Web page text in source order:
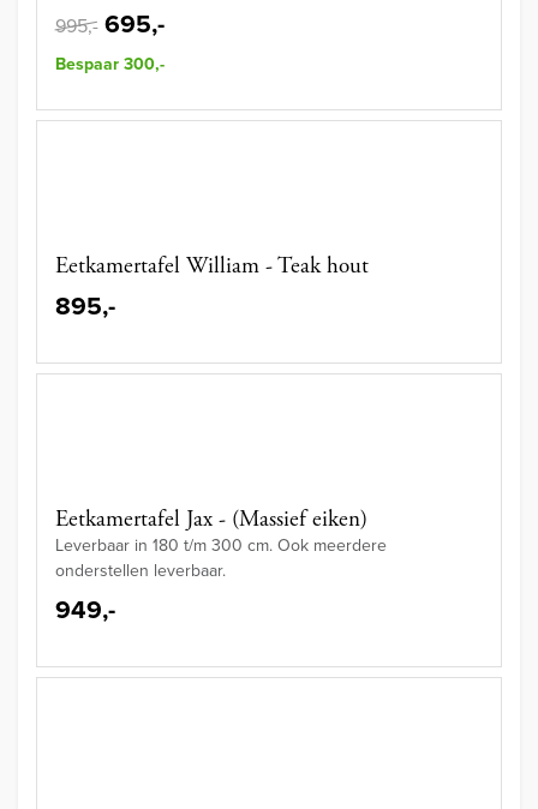
995,- 695,-
Bespaar 300,-
Eetkamertafel William - Teak hout
895,-
Eetkamertafel Jax - (Massief eiken)
Leverbaar in 180 t/m 300 cm. Ook meerdere
onderstellen leverbaar.
949,-